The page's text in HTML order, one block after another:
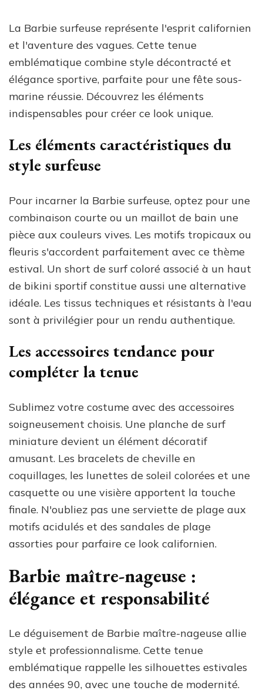
La Barbie surfeuse représente l'esprit californien
et l'aventure des vagues. Cette tenue
emblématique combine style décontracté et
élégance sportive, parfaite pour une fête sous-
marine réussie. Découvrez les éléments
indispensables pour créer ce look unique.
Les éléments caractéristiques du
style surfeuse
Pour incarner la Barbie surfeuse, optez pour une
combinaison courte ou un maillot de bain une
pièce aux couleurs vives. Les motifs tropicaux ou
fleuris s'accordent parfaitement avec ce thème
estival. Un short de surf coloré associé à un haut
de bikini sportif constitue aussi une alternative
idéale. Les tissus techniques et résistants à l'eau
sont à privilégier pour un rendu authentique.
Les accessoires tendance pour
compléter la tenue
Sublimez votre costume avec des accessoires
soigneusement choisis. Une planche de surf
miniature devient un élément décoratif
amusant. Les bracelets de cheville en
coquillages, les lunettes de soleil colorées et une
casquette ou une visière apportent la touche
finale. N'oubliez pas une serviette de plage aux
motifs acidulés et des sandales de plage
assorties pour parfaire ce look californien.
Barbie maître-nageuse :
élégance et responsabilité
Le déguisement de Barbie maître-nageuse allie
style et professionnalisme. Cette tenue
emblématique rappelle les silhouettes estivales
des années 90, avec une touche de modernité.